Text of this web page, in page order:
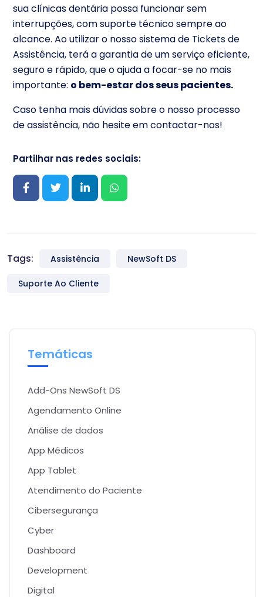
sua clínicas dentária possa funcionar sem
interrupções, com suporte técnico sempre ao
alcance. Ao utilizar o nosso sistema de Tickets de
Assistência, terá a garantia de um serviço eficiente,
seguro e rápido, que o ajuda a focar-se no mais
importante: o bem-estar dos seus pacientes.
Caso tenha mais dúvidas sobre o nosso processo
de assistência, não hesite em contactar-nos!
Partilhar nas redes sociais:
Tags: Assistência NewSoft DS
Suporte Ao Cliente
Temáticas
Add-Ons NewSoft DS
Agendamento Online
Análise de dados
App Médicos
App Tablet
Atendimento do Paciente
Cibersegurança
Cyber
Dashboard
Development
Digital